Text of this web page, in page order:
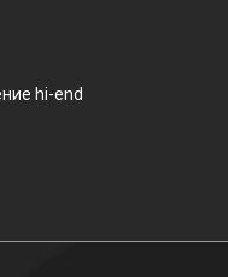
hi-end